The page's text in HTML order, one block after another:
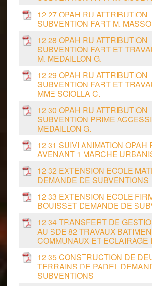
12 27 OPAH RU ATTRIBUTION
SUBVENTION FART M.
12 28 OPAH RU ATTRIBUTION
SUBVENTION FART ET
M. MEDAILLON G.
12 29 OPAH RU ATTRIBUTION
SUBVENTION FART ET
MME SCIOLLA C.
12 30 OPAH RU ATTRIBUTION
SUBVENTION PRIME
MEDAILLON G.
12 31 SUIVI ANIMATION OPAH
AVENANT 1 MARCHE
12 32 EXTENSION ECOLE
DEMANDE DE SUBVENTIONS
12 33 EXTENSION ECOLE
BOUISSET DEMANDE DE
12 34 TRANSFERT DE
AU SDE 82 TRAVAUX
COMMUNAUX ET ECLAIRAGE
12 35 CONSTRUCTION DE
TERRAINS DE PADEL
SUBVENTIONS